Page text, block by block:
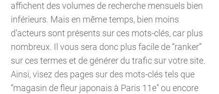
affichent des volumes de recherche mensuels bien
inférieurs. Mais en même temps, bien moins
d’acteurs sont présents sur ces mots-clés, car plus
nombreux. Il vous sera donc plus facile de “ranker”
sur ces termes et de générer du trafic sur votre site.
Ainsi, visez des pages sur des mots-clés tels que
“magasin de fleur japonais à Paris 11e” ou encore